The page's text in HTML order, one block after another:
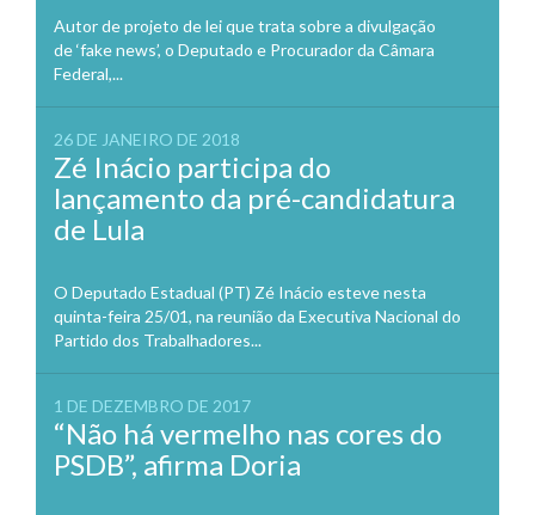
Autor de projeto de lei que trata sobre a divulgação
de ‘fake news’, o Deputado e Procurador da Câmara
Federal,...
26 DE JANEIRO DE 2018
Zé Inácio participa do
lançamento da pré-candidatura
de Lula
O Deputado Estadual (PT) Zé Inácio esteve nesta
quinta-feira 25/01, na reunião da Executiva Nacional do
Partido dos Trabalhadores...
1 DE DEZEMBRO DE 2017
“Não há vermelho nas cores do
PSDB”, afirma Doria